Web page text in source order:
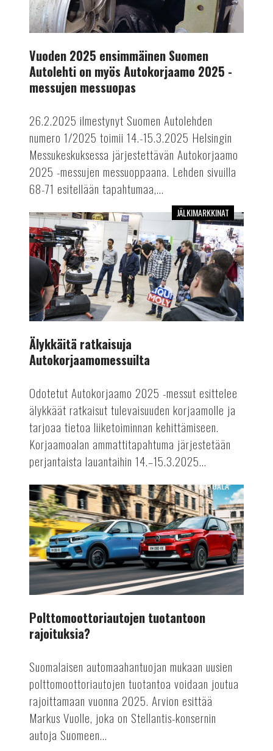
2025
-
messuopas
Vuoden 2025 ensimmäinen Suomen
Autolehti on myös Autokorjaamo 2025 -
messujen messuopas
26.2.2025 ilmestynyt Suomen Autolehden
numero 1/2025 toimii 14.-15.3.2025 Helsingin
Messukeskuksessa järjestettävän Autokorjaamo
2025 -messujen messuoppaana. Lehden sivuilla
68-71 esitellään tapahtumaa,...
Älykkäitä
ratkaisuja
Autokorjaamomessuilta
JÄLKIMARKKINAT
Älykkäitä ratkaisuja
Autokorjaamomessuilta
Odotetut Autokorjaamo 2025 -messut esittelee
älykkäät ratkaisut tulevaisuuden korjaamolle ja
tarjoaa tietoa liiketoiminnan kehittämiseen.
Korjaamoalan ammattitapahtuma järjestetään
perjantaista lauantaihin 14.–15.3.2025...
Polttomoottoriautojen
tuotantoon
rajoituksia?
AUTOALA
Polttomoottoriautojen tuotantoon
rajoituksia?
Suomalaisen automaahantuojan mukaan uusien
polttomoottoriautojen tuotantoa voidaan joutua
rajoittamaan vuonna 2025. Arvion esittää
Markus Vuolle, joka on Stellantis-konsernin
autoja Suomeen...